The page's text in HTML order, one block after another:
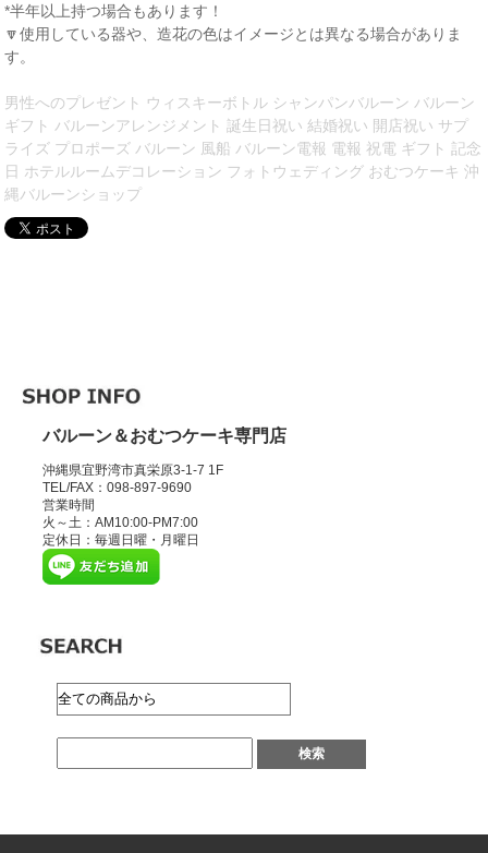
*半年以上持つ場合もあります！
🔽使用している器や、造花の色はイメージとは異なる場合がありま
す。
男性へのプレゼント ウィスキーボトル シャンパンバルーン バルーン
ギフト バルーンアレンジメント 誕生日祝い 結婚祝い 開店祝い サプ
ライズ プロポーズ バルーン 風船 バルーン電報 電報 祝電 ギフト 記念
日 ホテルルームデコレーション フォトウェディング おむつケーキ 沖
縄バルーンショップ
バルーン＆おむつケーキ専門店
沖縄県宜野湾市真栄原3-1-7 1F
TEL/FAX：098-897-9690
営業時間
火～土：AM10:00-PM7:00
定休日：毎週日曜・月曜日